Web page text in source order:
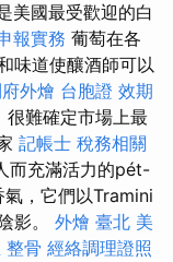
美國最受歡迎的白
報實務 葡萄在各
味道使釀酒師可以
外燴 台胞證 效期
很難確定市場上最
記帳士 稅務相關
而充滿活力的pét-
，它們以Tramini
影。 外燴 臺北 美
整骨 經絡調理證照